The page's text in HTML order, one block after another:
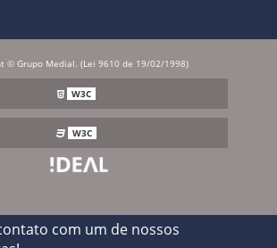
com um de nossos
© Grupo Medial. (Lei 9610 de 19/02/1998)
W3C
W3C